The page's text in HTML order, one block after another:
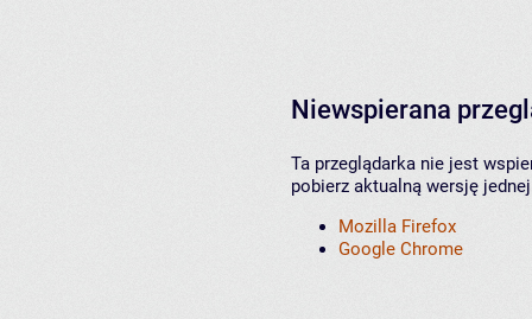
Niewspierana
Ta przeglądarka nie jest
pobierz aktualną wersję
Mozilla Firefox
Google Chrome